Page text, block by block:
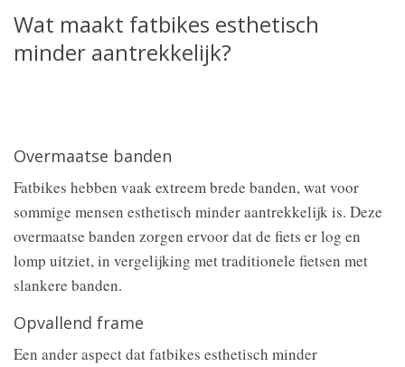
Wat maakt fatbikes esthetisch
minder aantrekkelijk?
Overmaatse banden
Fatbikes hebben vaak extreem brede banden, wat voor
sommige mensen esthetisch minder aantrekkelijk is. Deze
overmaatse banden zorgen ervoor dat de fiets er log en
lomp uitziet, in vergelijking met traditionele fietsen met
slankere banden.
Opvallend frame
Een ander aspect dat fatbikes esthetisch minder